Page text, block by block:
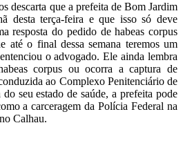
descarta que a prefeita de Bom Jardim
desta terça-feira e que isso só deve
resposta do pedido de habeas corpus
até o final dessa semana teremos um
o advogado. Ele ainda lembra
corpus ou ocorra a captura de
ao Complexo Penitenciário de
seu estado de saúde, a prefeita pode
a carceragem da Polícia Federal na
Calhau.